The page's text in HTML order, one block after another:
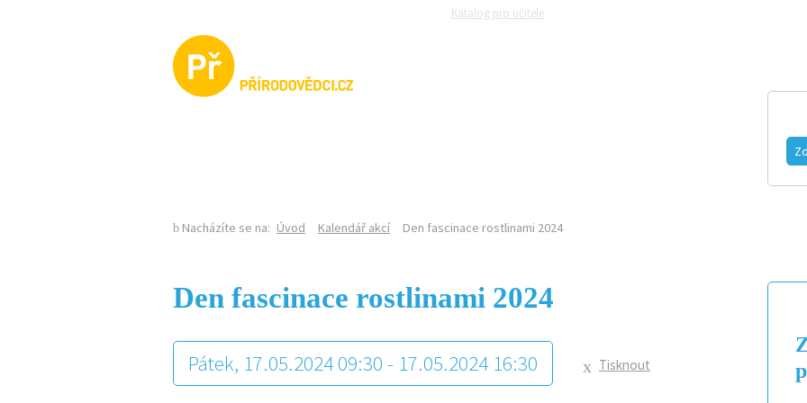
Katalog pro učitele
Nacházíte se na: Úvod Kalendář akcí Den fascinace rostlinami 2024
Den fascinace rostlinami 2024
Pátek, 17.05.2024 09:30 - 17.05.2024 16:30 Tisknout